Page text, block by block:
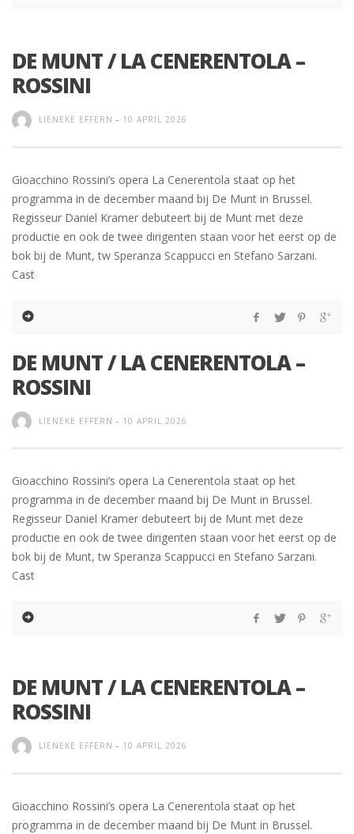
DE MUNT / LA CENERENTOLA –
ROSSINI
LIENEKE EFFERN - 10 APRIL 2026
Gioacchino Rossini’s opera La Cenerentola staat op het
programma in de december maand bij De Munt in Brussel.
Regisseur Daniel Kramer debuteert bij de Munt met deze
productie en ook de twee dirigenten staan voor het eerst op de
bok bij de Munt, tw Speranza Scappucci en Stefano Sarzani.
Cast
DE MUNT / LA CENERENTOLA –
ROSSINI
LIENEKE EFFERN - 10 APRIL 2026
Gioacchino Rossini’s opera La Cenerentola staat op het
programma in de december maand bij De Munt in Brussel.
Regisseur Daniel Kramer debuteert bij de Munt met deze
productie en ook de twee dirigenten staan voor het eerst op de
bok bij de Munt, tw Speranza Scappucci en Stefano Sarzani.
Cast
DE MUNT / LA CENERENTOLA –
ROSSINI
LIENEKE EFFERN - 10 APRIL 2026
Gioacchino Rossini’s opera La Cenerentola staat op het
programma in de december maand bij De Munt in Brussel.